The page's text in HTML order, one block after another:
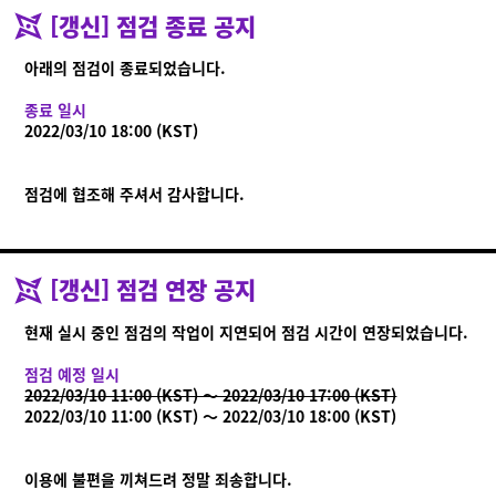
공지사항
상품 정보
[갱신] 점검 종료 공지
아래의 점검이 종료되었습니다.
종료 일시
2022/03/10 18:00 (KST)
점검에 협조해 주셔서 감사합니다.
[갱신] 점검 연장 공지
현재 실시 중인 점검의 작업이 지연되어 점검 시간이 연장되었습니다.
점검 예정 일시
2022/03/10 11:00 (KST) ～ 2022/03/10 17:00 (KST)
2022/03/10 11:00 (KST) ～ 2022/03/10 18:00 (KST)
이용에 불편을 끼쳐드려 정말 죄송합니다.